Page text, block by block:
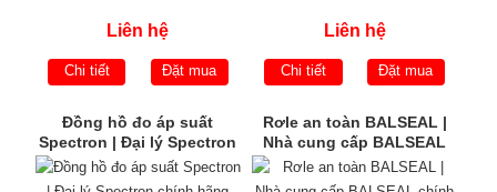
Liên hệ
Chi tiết Đặt mua
Liên hệ
Chi tiết Đặt mua
Đồng hồ đo áp suất
Spectron | Đại lý Spectron
chính hãng
Rơle an toàn BALSEAL |
Nhà cung cấp BALSEAL
chính hãng | BALSEAL
Việt Nam